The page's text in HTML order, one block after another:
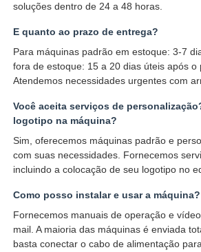
soluções dentro de 24 a 48 horas.
E quanto ao prazo de entrega?
Para máquinas padrão em estoque: 3-7
fora de estoque: 15 a 20 dias úteis após o
Atendemos necessidades urgentes com
Você aceita serviços de
logotipo na máquina?
Sim, oferecemos máquinas padrão e
com suas necessidades. Fornecemos
incluindo a colocação de seu logotipo no
Como posso instalar e usar a máquina?
Fornecemos manuais de operação e
mail. A maioria das máquinas é enviada
basta conectar o cabo de alimentação